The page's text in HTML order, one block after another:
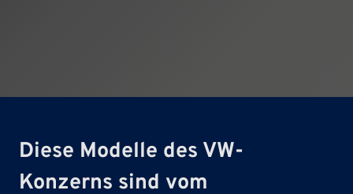
Diese Modelle des VW-
Konzerns sind vom